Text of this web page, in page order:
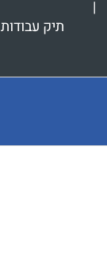
תיק עבודות